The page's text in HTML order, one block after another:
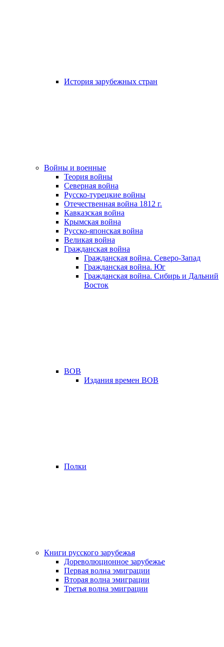
История зарубежных стран
Войны и военные
Теория войны
Северная война
Русско-турецкие войны
Отечественная война 1812 г.
Кавказская война
Крымская война
Русско-японская война
Великая война
Гражданская война
Гражданская война. Северо-Запад
Гражданская война. Юг
Гражданская война. Сибирь и Дальний
Восток
ВОВ
Издания времен ВОВ
Полки
Книги русского зарубежья
Дореволюционное зарубежье
Первая волна эмиграции
Вторая волна эмиграции
Третья волна эмиграции